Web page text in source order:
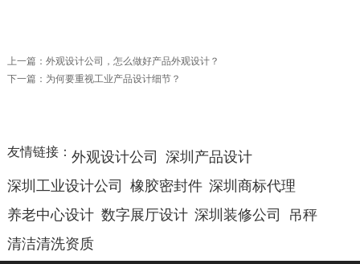
上一篇： 外观设计公司，怎么做好产品外观设计？
下一篇： 为何要重视工业产品设计细节？
友情链接： 外观设计公司
深圳产品设计
深圳工业设计公司
橡胶密封件 深圳商标代理
养老中心设计 数字展厅设计 深圳装修公司
吊秤
清洁清洗资质